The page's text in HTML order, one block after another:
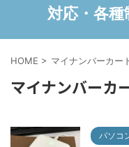
対応・各種
HOME > マイナンバーカー
マイナンバーカ
パソコ